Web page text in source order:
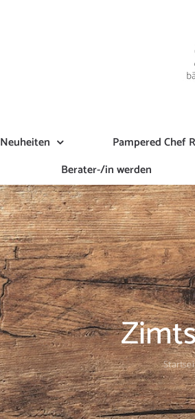
Neuheiten Pampered Chef
Berater-/in werden